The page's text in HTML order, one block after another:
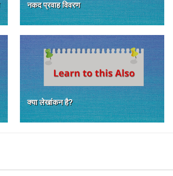
नकद प्रवाह विवरण
क्या लेखांकन है?